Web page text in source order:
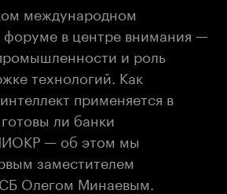
международном
в центре внимания —
и роль
технологий. Как
применяется в
ли банки
— об этом мы
заместителем
Олегом Минаевым.